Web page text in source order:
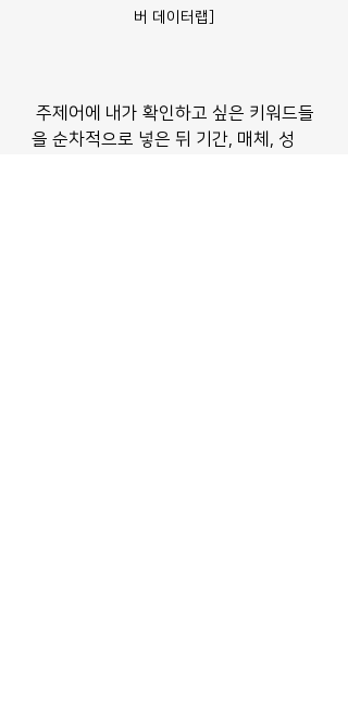
버 데이터랩]
을 순차적으로 넣은 뒤 기간, 매체, 성